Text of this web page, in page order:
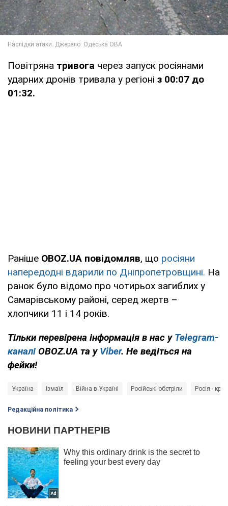
Повітряна тривога через запуск росіянами
ударних дронів тривала у регіоні з 00:07 до
01:32.
Раніше OBOZ.UA повідомляв, що росіяни
напередодні вдарили по Дніпропетровщині. На
ранок було відомо про чотирьох загиблих у
Самарівському районі, серед жертв –
хлопчики 11 і 14 років.
Тільки перевірена інформація в нас у Telegram-
каналі OBOZ.UA та у Viber. Не ведіться на
фейки!
Україна Ізмаїл Війна в Україні Російські обстріли Росія -
Редакційна політика